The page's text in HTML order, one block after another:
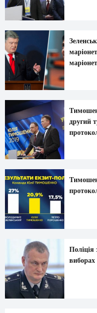
другий